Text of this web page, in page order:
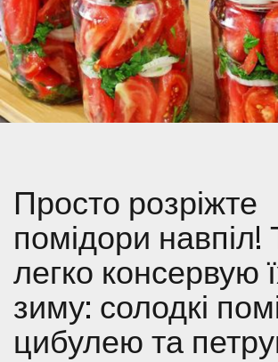
Просто розріжте
помідори навпіл!
легко консервую
зиму: солодкі
цибулею та